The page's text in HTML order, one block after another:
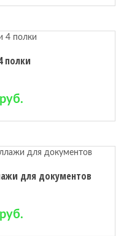
полки
для документов